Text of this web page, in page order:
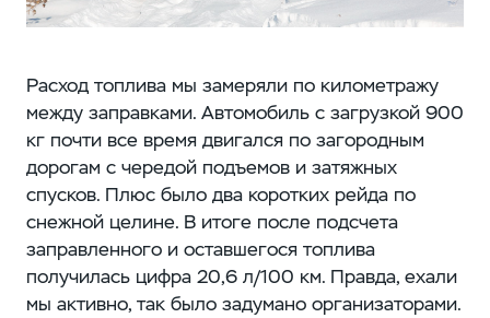
Расход топлива мы замеряли по километражу
между заправками. Автомобиль с загрузкой 900
кг почти все время двигался по загородным
дорогам с чередой подъемов и затяжных
спусков. Плюс было два коротких рейда по
снежной целине. В итоге после подсчета
заправленного и оставшегося топлива
получилась цифра 20,6 л/100 км. Правда, ехали
мы активно, так было задумано организаторами.